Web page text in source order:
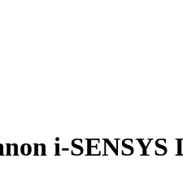
i-SENSYS